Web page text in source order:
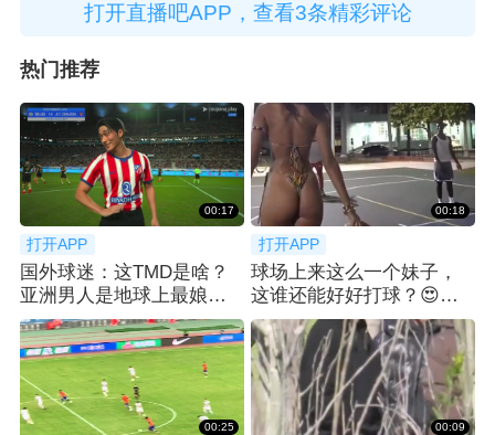
打开直播吧APP，查看3条精彩评论
热门推荐
00:17
打开APP
国外球迷：这TMD是啥？
亚洲男人是地球上最娘炮
的？
00:18
打开APP
球场上来这么一个妹子，
这谁还能好好打球？😍宿
命君表示：国外也喜欢这
种摆拍？
00:25 00:09